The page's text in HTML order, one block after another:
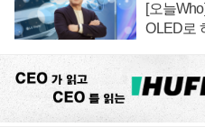
[오늘
OLED로